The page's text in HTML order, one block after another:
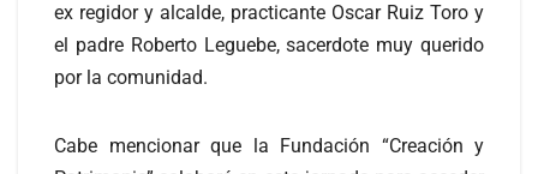
ex regidor y alcalde, practicante Oscar Ruiz Toro y
el padre Roberto Leguebe, sacerdote muy querido
por la comunidad.
Cabe mencionar que la Fundación “Creación y